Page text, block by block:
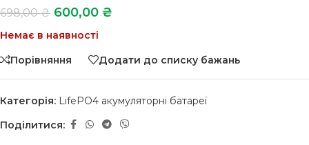
698,00₴ 600,00 ₴
Немає в наявності
Порівняння
Додати до списку бажань
Категорія: LifePO4 акумуляторні батареї
Поділитися: